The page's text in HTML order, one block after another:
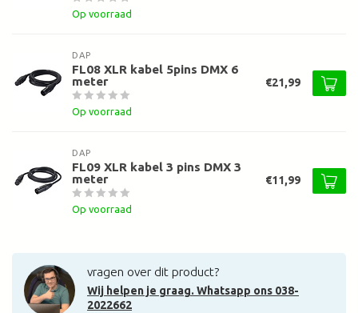
Op voorraad
DAP
FL08 XLR kabel 5pins DMX 6
meter
Op voorraad
€21,99
DAP
FL09 XLR kabel 3 pins DMX 3
meter
Op voorraad
€11,99
vragen over dit product?
Wij helpen je graag. Whatsapp ons 038-
2022662